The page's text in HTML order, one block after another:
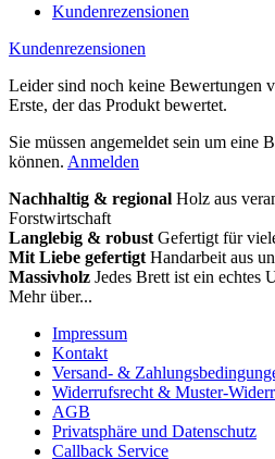
Kundenrezensionen
Kundenrezensionen
Leider sind noch keine Bewertungen
Erste, der das Produkt bewertet.
Sie müssen angemeldet sein um eine
können. Anmelden
Nachhaltig & regional Holz aus
Forstwirtschaft
Langlebig & robust Gefertigt für
Mit Liebe gefertigt Handarbeit aus
Massivholz Jedes Brett ist ein echtes
Mehr über...
Impressum
Kontakt
Versand- &
Widerrufsrecht & Muster-
AGB
Privatsphäre und Datenschutz
Callback Service